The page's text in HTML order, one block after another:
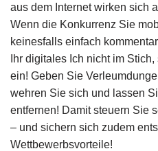
aus dem Internet wirken sich
Wenn die Konkurrenz Sie
keinesfalls einfach
Ihr digitales Ich nicht im
ein! Geben Sie
wehren Sie sich und lassen
entfernen! Damit steuern Sie
– und sichern sich zudem
Wettbewerbsvorteile!